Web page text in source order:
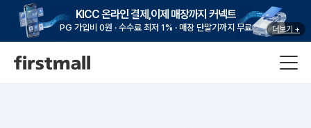
KICC 온라인 결제,이제 매장까지 커넥트
PG 가입비 0원 · 수수료 최저 1% · 매장 단말기까지 무료 더보기 +